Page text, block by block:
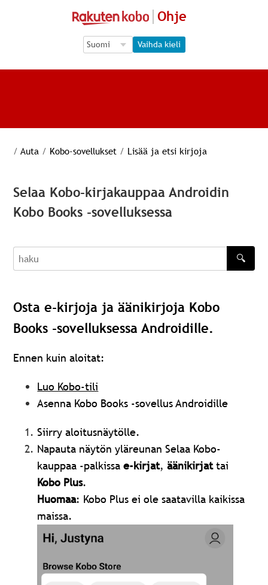
Ohje
Language Selection
Language Selection
Vaihda kieli
/ Auta / Kobo-sovellukset / Lisää ja etsi kirjoja
Selaa Kobo-kirjakauppaa Androidin
Kobo Books -sovelluksessa
haku
🔍
Osta e-kirjoja ja äänikirjoja Kobo
Books -sovelluksessa Androidille.
Ennen kuin aloitat:
Luo Kobo-tili
Asenna Kobo Books -sovellus Androidille
Siirry aloitusnäytölle.
Napauta näytön yläreunan Selaa Kobo-
kauppaa -palkissae-kirjat,äänikirjattai
Kobo Plus.
Huomaa: Kobo Plus ei ole saatavilla kaikissa
maissa.